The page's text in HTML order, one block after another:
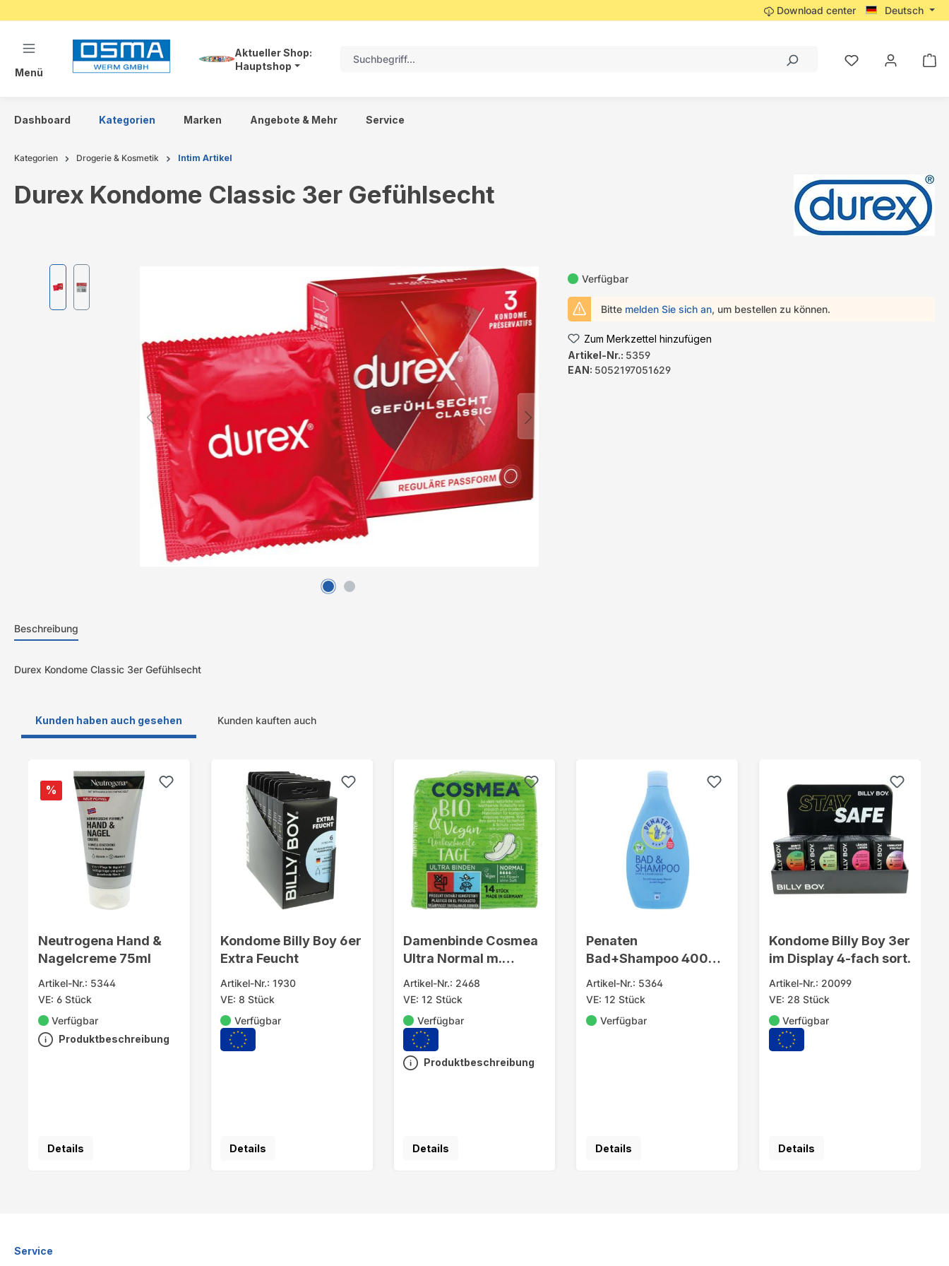
Download center Deutsch
Menü
Aktueller Shop:
Hauptshop
Dashboard Kategorien Marken Angebote & Mehr Service
Kategorien Drogerie & Kosmetik Intim Artikel
Durex Kondome Classic 3er Gefühlsecht
Bildergalerie überspringen
Verfügbar
Bitte melden Sie sich an, um bestellen zu können.
Zum Merkzettel hinzufügen
Artikel-Nr.: 5359
EAN: 5052197051629
Beschreibung
Durex Kondome Classic 3er Gefühlsecht
Kunden haben auch gesehen Kunden kauften auch
%
Neutrogena Hand &
Nagelcreme 75ml
Artikel-Nr.: 5344
VE: 6 Stück
Verfügbar
Produktbeschreibung
Details
Kondome Billy Boy 6er
Extra Feucht
Artikel-Nr.: 1930
VE: 8 Stück
Verfügbar
Details
Damenbinde Cosmea
Ultra Normal m.
Flügeln 14er
Artikel-Nr.: 2468
VE: 12 Stück
Verfügbar
Produktbeschreibung
Details
Penaten
Bad+Shampoo 400ml
Kopf bis Fuss
Artikel-Nr.: 5364
VE: 12 Stück
Verfügbar
Details
Kondome Billy Boy 3er
im Display 4-fach sort.
Artikel-Nr.: 20099
VE: 28 Stück
Verfügbar
Details
Service